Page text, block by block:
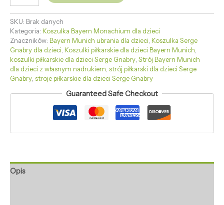
SKU: Brak danych
Kategoria: Koszulka Bayern Monachium dla dzieci
Znaczników: Bayern Munich ubrania dla dzieci, Koszulka Serge
Gnabry dla dzieci, Koszulki piłkarskie dla dzieci Bayern Munich,
koszulki piłkarskie dla dzieci Serge Gnabry, Strój Bayern Munich
dla dzieci z własnym nadrukiem, strój piłkarski dla dzieci Serge
Gnabry, stroje piłkarskie dla dzieci Serge Gnabry
Guaranteed Safe Checkout
Opis